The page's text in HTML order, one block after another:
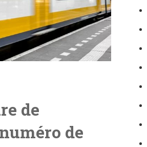
de
de